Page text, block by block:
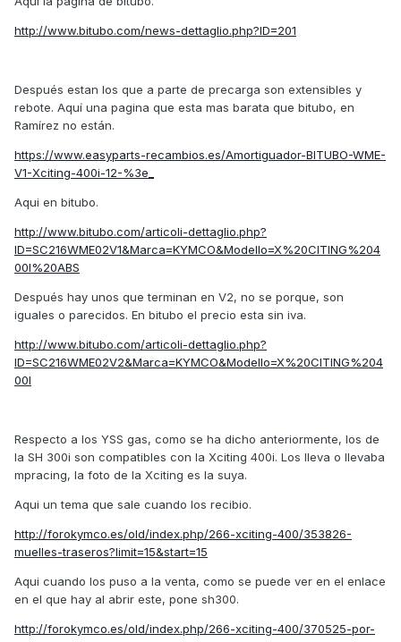
http://www.bitubo.com/news-dettaglio.php?ID=201
Después estan los que a parte de precarga son extensibles y
rebote. Aquí una pagina que esta mas barata que bitubo, en
Ramírez no están.
https://www.easyparts-recambios.es/Amortiguador-BITUBO-WME-
V1-Xciting-400i-12-%3e_
Aqui en bitubo.
http://www.bitubo.com/articoli-dettaglio.php?
ID=SC216WME02V1&Marca=KYMCO&Modello=X%20CITING%204
00I%20ABS
Después hay unos que terminan en V2, no se porque, son
iguales o parecidos. En bitubo el precio esta sin iva.
http://www.bitubo.com/articoli-dettaglio.php?
ID=SC216WME02V2&Marca=KYMCO&Modello=X%20CITING%204
00I
Respecto a los YSS gas, como se ha dicho anteriormente, los de
la SH 300i son compatibles con la Xciting 400i. Los lleva o llevaba
mpracing, la foto de la Xciting es la suya.
Aqui un tema que sale cuando los recibio.
http://forokymco.es/old/index.php/266-xciting-400/353826-
muelles-traseros?limit=15&start=15
Aqui cuando los puso a la venta, como se puede ver en el enlace
en el que hay al abrir este, pone sh300.
http://forokymco.es/old/index.php/266-xciting-400/370525-por-